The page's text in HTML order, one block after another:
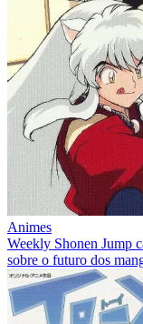
Animes
Weekly Shonen Jump
sobre o futuro dos